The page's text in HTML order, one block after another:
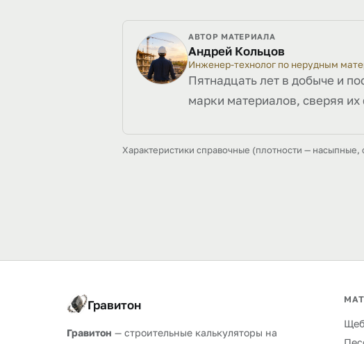
АВТОР МАТЕРИАЛА
Андрей Кольцов
Инженер-технолог по нерудным
Пятнадцать лет в добыче и
марки материалов, сверяя
Характеристики справочные (плотности —
Гравитон
Гравитон — строительные калькуляторы на